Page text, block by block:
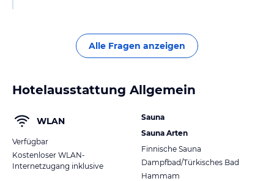
Alle Fragen anzeigen
Hotelausstattung Allgemein
WLAN
Verfügbar
Kostenloser WLAN-
Internetzugang inklusive
Sauna
Sauna Arten
Finnische Sauna
Dampfbad/Türkisches Bad
Hammam